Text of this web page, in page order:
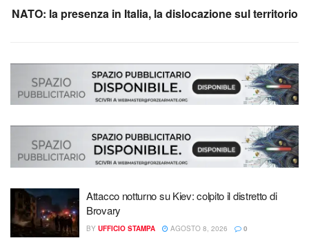
NATO: la presenza in Italia, la dislocazione sul territorio
Attacco notturno su Kiev: colpito il distretto di
Brovary
BY UFFICIO STAMPA AGOSTO 8, 2026 0